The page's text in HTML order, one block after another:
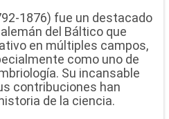
1876) fue un destacado
del Báltico que
en múltiples campos,
como uno de
Su incansable
contribuciones han
de la ciencia.